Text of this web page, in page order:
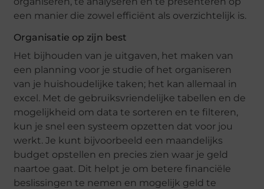
een manier die zowel efficiënt als overzichtelijk is.
Organisatie op zijn best
Het bijhouden van je uitgaven, het maken van
een planning voor je studie of het organiseren
van je huishoudelijke taken; het kan allemaal in
excel. Met de gebruiksvriendelijke tabellen en de
mogelijkheid om data te sorteren en te filteren,
kun je snel een systeem opzetten dat voor jou
werkt. Je kunt bijvoorbeeld een maandelijks
budget opstellen en precies zien waar je geld
naartoe gaat. Dit helpt je om betere financiële
beslissingen te nemen en mogelijk geld te